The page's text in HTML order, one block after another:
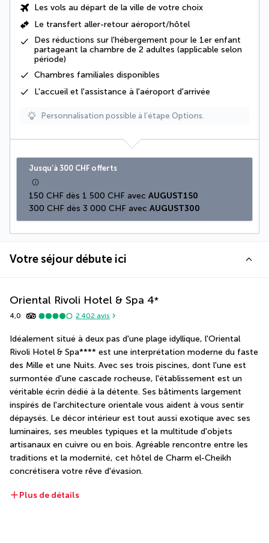
Les vols au départ de la ville de votre choix
Le transfert aller-retour aéroport/hôtel
Des réductions sur l'hébergement pour le 1er enfant
partageant la chambre de 2 adultes (applicable selon
période)
Chambres familiales disponibles
L'accueil et l'assistance à l'aéroport d'arrivée
Personnalisation possible à l’étape Options.
Jusqu’à 300 CHF offerts
150 CHF dès 1 500 CHF avec AUGUST150
300 CHF dès 3 000 CHF avec AUGUST300
Votre séjour débute ici
Oriental Rivoli Hotel & Spa 4*
4,0 2 402 avis
Idéalement situé à deux pas d'une plage idyllique, l'Oriental
Rivoli Hotel & Spa**** est une interprétation moderne du faste
des Mille et une Nuits. Avec ses trois piscines, dont l'une est
surmontée d'une cascade rocheuse, l'établissement est un
véritable écrin dédié à la détente. Ses bâtiments largement
inspirés de l'architecture orientale vous aident à vous sentir
dépaysés. Le décor intérieur est tout aussi exotique avec ses
luminaires, ses meubles typiques et la multitude d'objets
artisanaux en cuivre ou en bois. Agréable rencontre entre les
traditions et la modernité, cet hôtel de Charm el-Cheikh
concrétisera votre rêve d'évasion.
Plus de détails